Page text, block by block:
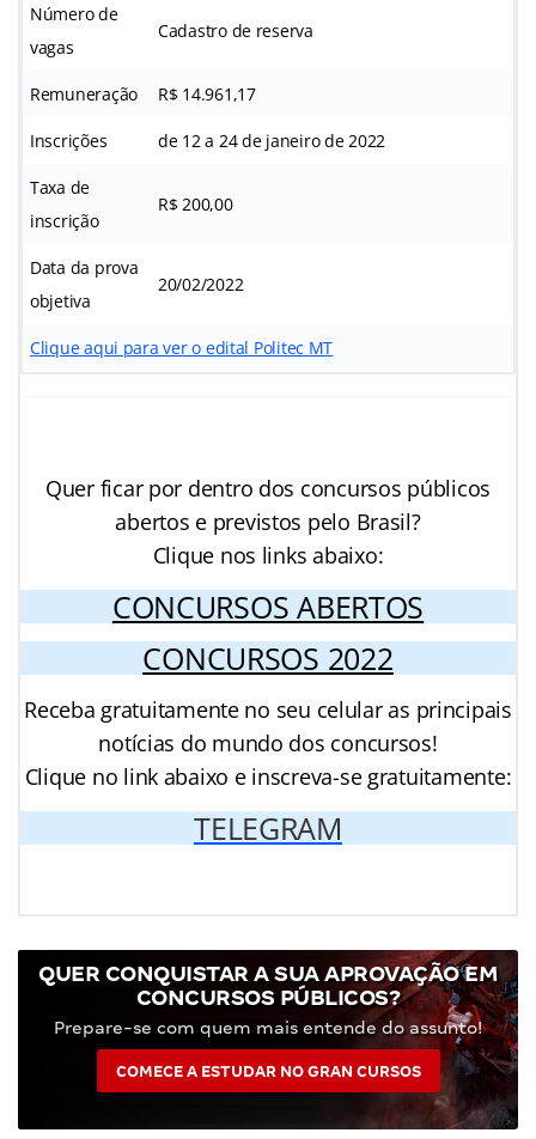
Número de
vagas
Cadastro de reserva
Remuneração R$ 14.961,17
Inscrições de 12 a 24 de janeiro de 2022
Taxa de
inscrição
R$ 200,00
Data da prova
objetiva
20/02/2022
Clique aqui para ver o edital Politec MT
Quer ficar por dentro dos concursos públicos
abertos e previstos pelo Brasil?
Clique nos links abaixo:
CONCURSOS ABERTOS
CONCURSOS 2022
Receba gratuitamente no seu celular as principais
notícias do mundo dos concursos!
Clique no link abaixo e inscreva-se gratuitamente:
TELEGRAM
QUER CONQUISTAR A SUA APROVAÇÃO EM
CONCURSOS PÚBLICOS?
Prepare-se com quem mais entende do assunto!
COMECE A ESTUDAR NO GRAN CURSOS